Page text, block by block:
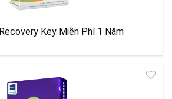
Key Miễn Phí 1 Năm